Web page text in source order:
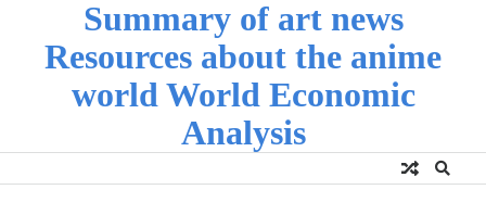
content
Summary of art news
Resources about the anime
world World Economic
Analysis